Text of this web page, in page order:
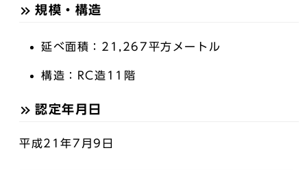
規模・構造
延べ面積：21,267平方メートル
構造：RC造11階
認定年月日
平成21年7月9日